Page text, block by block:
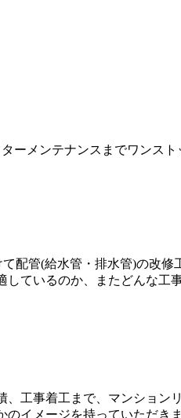
配管(給水管・排水管)の改修
ているのか、またどんな工
工事着工まで、マンショ
イメージを持っていただきま